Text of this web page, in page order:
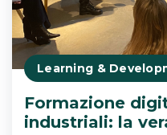
Learning &
Formazione
industriali: la